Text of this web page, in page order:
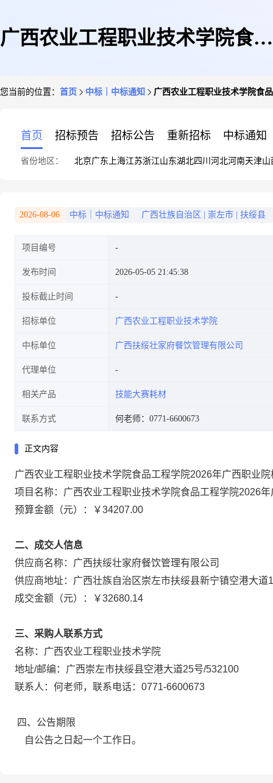
广西农业工程职业技术学院食品
成交结果公告
您当前的位置： 首页 中标｜中标通知 广西农业工程职业技术学院食
首页 招标预告 招标公告 重新招标 中标通知
省份地区： 北京广东 上海江苏浙江山东湖北四川 河北河南天津山
2026-08-06 中标｜中标通知 广西壮族自治区 崇左市 扶绥县
项目编号
发布时间 2026-05-05 21:45:38
投标截止时间
招标单位 广西农业工程职业技术学院
中标单位 广西扶绥壮家府餐饮管理有限公司
代理单位
相关产品 技能大赛耗材
联系方式 何老师：0771-6600673
正文内容
广西农业工程职业技术学院食品工程学院2026年广西职业
项目名称：广西农业工程职业技术学院食品工程学院2026
预算金额（元）：￥34207.00
二、成交人信息
供应商名称：广西扶绥壮家府餐饮管理有限公司
供应商地址：广西壮族自治区崇左市扶绥县新宁镇空港大道
成交金额（元）：￥32680.14
三、采购人联系方式
名称：广西农业工程职业技术学院
地址/邮编：广西崇左市扶绥县空港大道25号/532100
联系人：何老师，联系电话：0771-6600673
四、公告期限
自公告之日起一个工作日。